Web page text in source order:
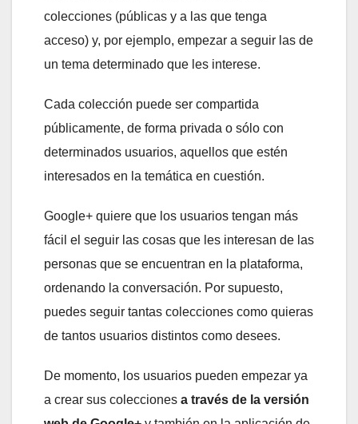
colecciones (públicas y a las que tenga
acceso) y, por ejemplo, empezar a seguir las de
un tema determinado que les interese.
Cada colección puede ser compartida
públicamente, de forma privada o sólo con
determinados usuarios, aquellos que estén
interesados en la temática en cuestión.
Google+ quiere que los usuarios tengan más
fácil el seguir las cosas que les interesan de las
personas que se encuentran en la plataforma,
ordenando la conversación. Por supuesto,
puedes seguir tantas colecciones como quieras
de tantos usuarios distintos como desees.
De momento, los usuarios pueden empezar ya
a crear sus colecciones a través de la versión